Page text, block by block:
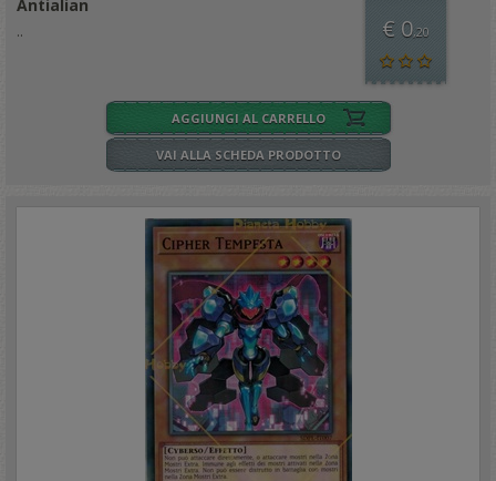
Antialian
.. € 0,20
AGGIUNGI AL CARRELLO
VAI ALLA SCHEDA PRODOTTO